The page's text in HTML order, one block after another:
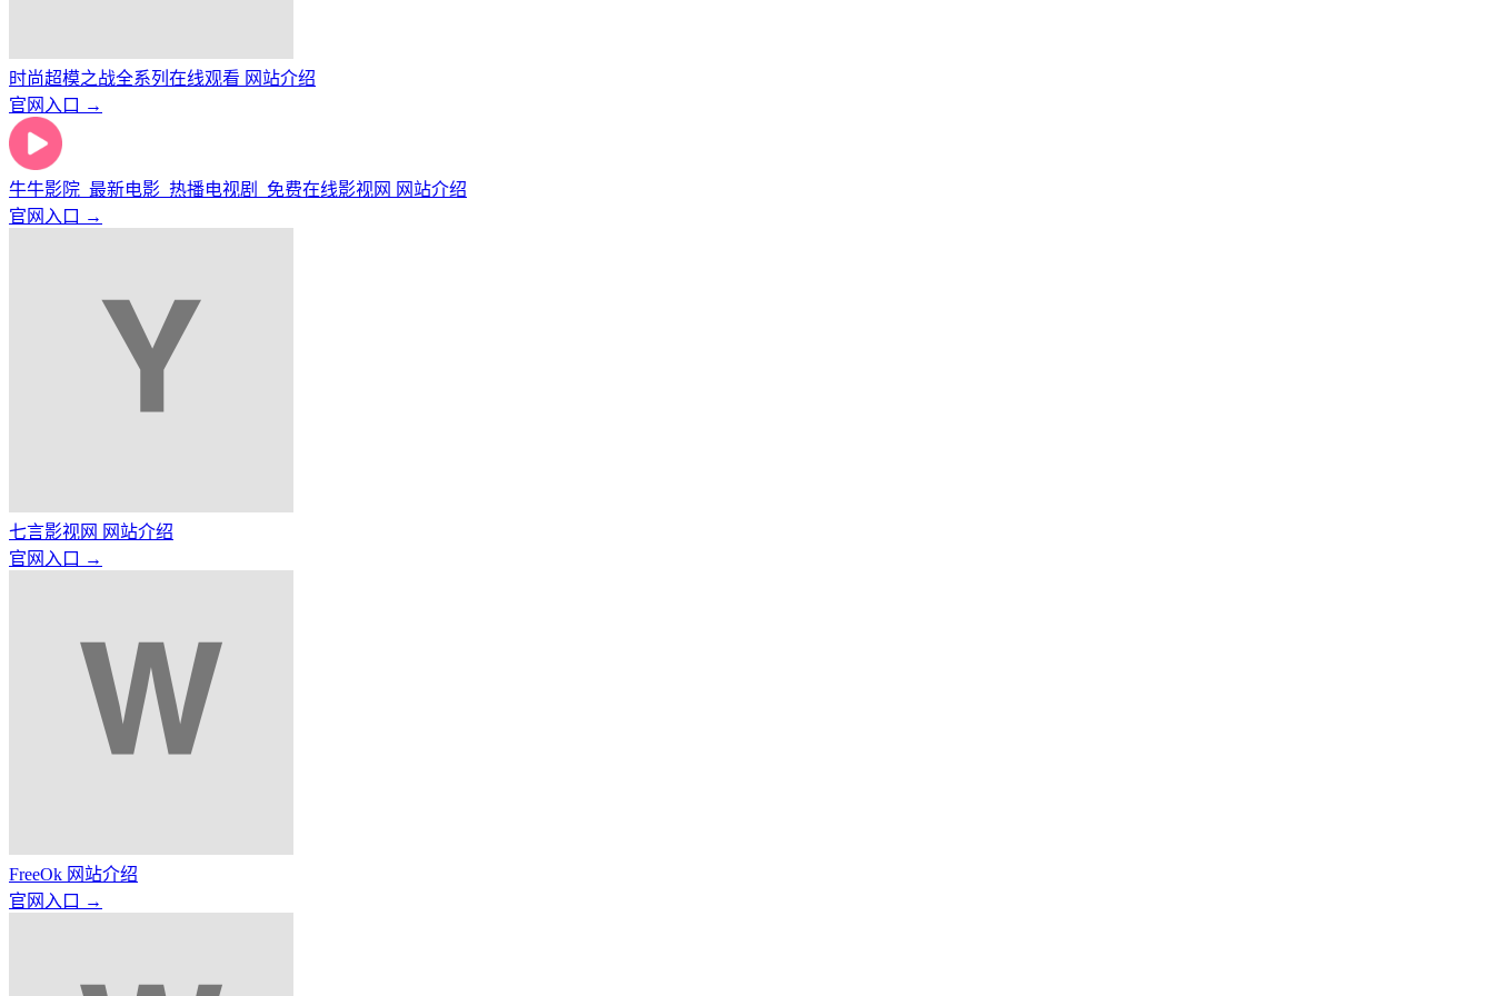
时尚超模之战全系列在线观看 网站介绍
官网入口 →
牛牛影院_最新电影_热播电视剧_免费在线影视网 网站介绍
官网入口 →
七言影视网 网站介绍
官网入口 →
FreeOk 网站介绍
官网入口 →